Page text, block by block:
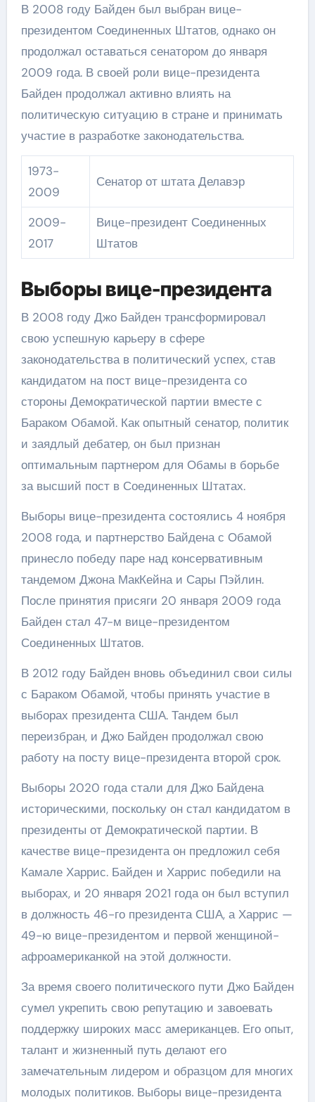
В 2008 году Байден был выбран вице-
президентом Соединенных Штатов, однако он
продолжал оставаться сенатором до января
2009 года. В своей роли вице-президента
Байден продолжал активно влиять на
политическую ситуацию в стране и принимать
участие в разработке законодательства.
1973-
2009
Сенатор от штата Делавэр
2009-
2017
Вице-президент Соединенных
Штатов
Выборы вице-президента
В 2008 году Джо Байден трансформировал
свою успешную карьеру в сфере
законодательства в политический успех, став
кандидатом на пост вице-президента со
стороны Демократической партии вместе с
Бараком Обамой. Как опытный сенатор, политик
и заядлый дебатер, он был признан
оптимальным партнером для Обамы в борьбе
за высший пост в Соединенных Штатах.
Выборы вице-президента состоялись 4 ноября
2008 года, и партнерство Байдена с Обамой
принесло победу паре над консервативным
тандемом Джона МакКейна и Сары Пэйлин.
После принятия присяги 20 января 2009 года
Байден стал 47-м вице-президентом
Соединенных Штатов.
В 2012 году Байден вновь объединил свои силы
с Бараком Обамой, чтобы принять участие в
выборах президента США. Тандем был
переизбран, и Джо Байден продолжал свою
работу на посту вице-президента второй срок.
Выборы 2020 года стали для Джо Байдена
историческими, поскольку он стал кандидатом в
президенты от Демократической партии. В
качестве вице-президента он предложил себя
Камале Харрис. Байден и Харрис победили на
выборах, и 20 января 2021 года он был вступил
в должность 46-го президента США, а Харрис —
49-ю вице-президентом и первой женщиной-
афроамериканкой на этой должности.
За время своего политического пути Джо Байден
сумел укрепить свою репутацию и завоевать
поддержку широких масс американцев. Его опыт,
талант и жизненный путь делают его
замечательным лидером и образцом для многих
молодых политиков. Выборы вице-президента